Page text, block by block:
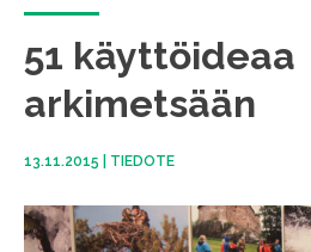
51 käyttöideaa
arkimetsään
13.11.2015 TIEDOTE